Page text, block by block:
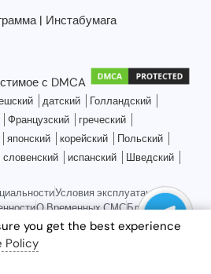
| Инстабумага
датский
Голландский
Французский
греческий
японский корейский
Польский
словенский испанский
Шведский
Условия эксплуатации
О Временных СМСБлоги
с намиКарта сайта
you get the best experience
Policy